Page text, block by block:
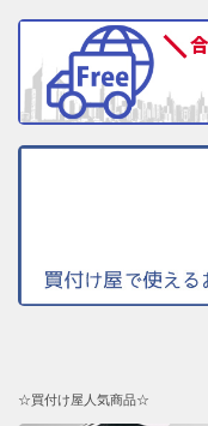
☆買付け屋人気商品☆